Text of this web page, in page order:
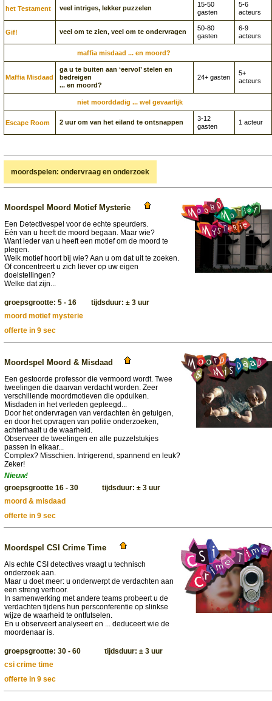
het Testament veel intriges, lekker puzzelen
15-50
gasten
5-6
acteurs
Gif! veel om te zien, veel om te ondervragen
50-80
gasten
6-9
acteurs
maffia misdaad ... en moord?
Maffia Misdaad
ga u te buiten aan ‘eervol’ stelen en
bedreigen
... en moord?
24+ gasten
5+
acteurs
niet moorddadig ... wel gevaarlijk
Escape Room 2 uur om van het eiland te ontsnappen
3-12
gasten
1 acteur
moordspelen: ondervraag en onderzoek
Moordspel Moord Motief Mysterie
Een Detectivespel voor de echte speurders.
Eén van u heeft de moord begaan. Maar wie?
Want ieder van u heeft een motief om de moord te
plegen.
Welk motief hoort bij wie? Aan u om dat uit te zoeken.
Of concentreert u zich liever op uw eigen
doelstellingen?
Welke dat zijn...
groepsgrootte: 5 - 16 tijdsduur: ± 3 uur
moord motief mysterie
offerte in 9 sec
Moordspel Moord & Misdaad
Een gestoorde professor die vermoord wordt. Twee
tweelingen die daarvan verdacht worden. Zeer
verschillende moordmotieven die opduiken.
Misdaden in het verleden gepleegd...
Door het ondervragen van verdachten èn getuigen,
en door het opvragen van politie onderzoeken,
achterhaalt u de waarheid.
Observeer de tweelingen en alle puzzelstukjes
passen in elkaar...
Complex? Misschien. Intrigerend, spannend en leuk?
Zeker!
Nieuw!
groepsgrootte 16 - 30 tijdsduur: ± 3 uur
moord & misdaad
offerte in 9 sec
Moordspel CSI Crime Time
Als echte CSI detectives vraagt u technisch
onderzoek aan.
Maar u doet meer: u onderwerpt de verdachten aan
een streng verhoor.
In samenwerking met andere teams probeert u de
verdachten tijdens hun persconferentie op slinkse
wijze de waarheid te ontfutselen.
En u observeert analyseert en ... deduceert wie de
moordenaar is.
groepsgrootte: 30 - 60 tijdsduur: ± 3 uur
csi crime time
offerte in 9 sec